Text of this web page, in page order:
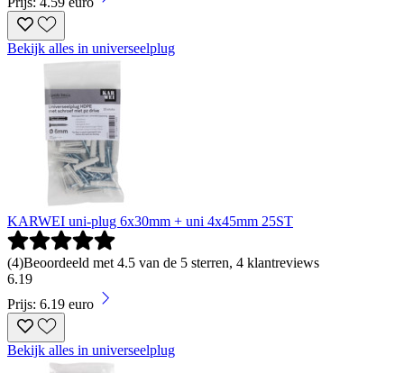
Bekijk alles in universeelplug
KARWEI uni-plug 6x30mm + uni 4x45mm 25ST
(4)Beoordeeld met 4.5 van de 5 sterren, 4 klantreviews
6.19
Prijs: 6.19 euro
Bekijk alles in universeelplug